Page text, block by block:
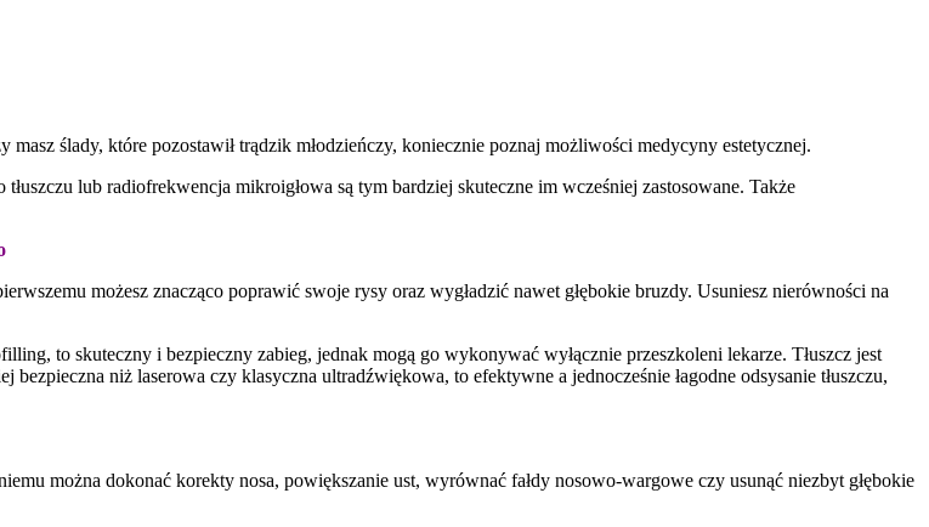
ślady, które pozostawił trądzik młodzieńczy, koniecznie poznaj możliwości medycyny estetycznej.
lub radiofrekwencja mikroigłowa są tym bardziej skuteczne im wcześniej zastosowane. Także
możesz znacząco poprawić swoje rysy oraz wygładzić nawet głębokie bruzdy. Usuniesz nierówności na
to skuteczny i bezpieczny zabieg, jednak mogą go wykonywać wyłącznie przeszkoleni lekarze. Tłuszcz jest
niż laserowa czy klasyczna ultradźwiękowa, to efektywne a jednocześnie łagodne odsysanie tłuszczu,
można dokonać korekty nosa, powiększanie ust, wyrównać fałdy nosowo-wargowe czy usunąć niezbyt głębokie